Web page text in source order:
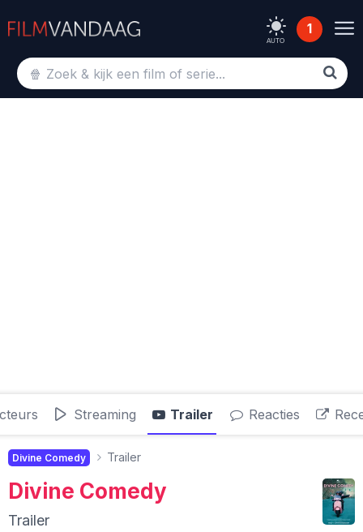
AUTO
1
Streaming Trailer Reacties
Divine Comedy Trailer
Divine Comedy
Trailer